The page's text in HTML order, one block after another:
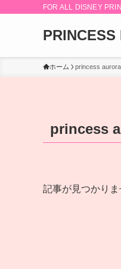
FOR ALL DISNEY
PRINCESS
ホーム princess aurora
princess
記事が見つかりま